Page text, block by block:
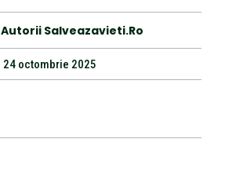
Autorii Salveazavieti.ro
24 octombrie 2025